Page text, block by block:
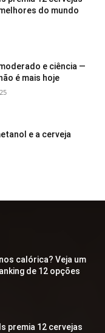
do mundo
e ciência —
é mais hoje
e a cerveja
calórica? Veja um
de 12 opções
premia 12 cervejas